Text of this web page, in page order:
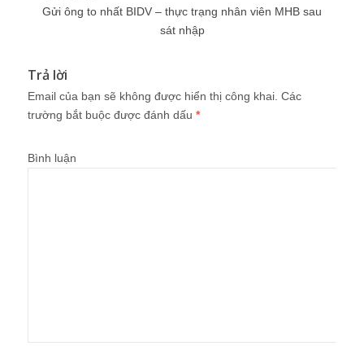
Gửi ông to nhất BIDV – thực trạng nhân viên MHB sau
sát nhập
Trả lời
Email của bạn sẽ không được hiển thị công khai. Các
trường bắt buộc được đánh dấu *
Bình luận